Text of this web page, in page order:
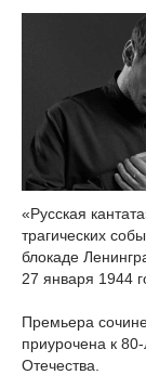
«Русская
трагических
блокаде
27 января 1944
Премьера
приурочена к
Отечества.